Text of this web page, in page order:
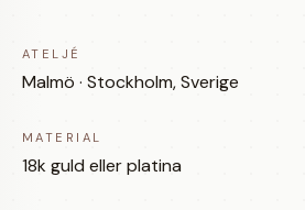
ATELJÉ
Malmö · Stockholm, Sverige
MATERIAL
18k guld eller platina